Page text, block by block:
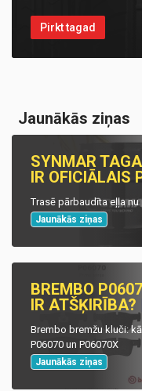
Pirkt tagad
Jaunākās ziņas
SYNMAR
IR OFICIĀLAIS
Trasē pārbaudīta eļļa
Jaunākās ziņas
BREMBO
IR ATŠĶIRĪBA?
Brembo bremžu kluči:
P06070 un P06070X
Jaunākās ziņas